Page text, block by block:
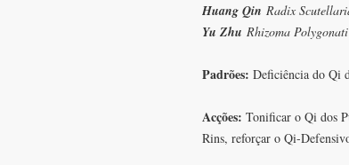
Huang Qin Radix
Yu Zhu Rhizoma
Padrões: Deficiência do Qi
Acções: Tonificar o Qi dos
Rins, reforçar o Qi-